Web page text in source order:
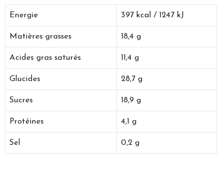
Energie 397 kcal / 1247 kJ
Matières grasses 18,4 g
Acides gras saturés 11,4 g
Glucides 28,7 g
Sucres 18,9 g
Protéines 4,1 g
Sel 0,2 g